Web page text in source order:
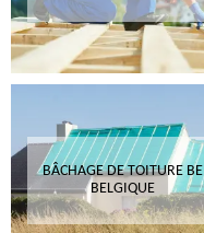
BÂCHAGE DE TOITURE BE
BELGIQUE